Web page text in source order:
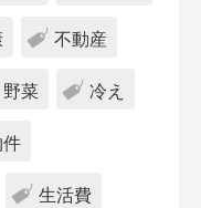
不動産
野菜 冷え
生活費